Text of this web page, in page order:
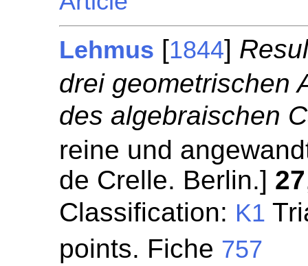
Lehmus [1844]
drei geometrischen
des algebraischen
reine und
de Crelle. Berlin.] 27
Classification: K1
points. Fiche 757